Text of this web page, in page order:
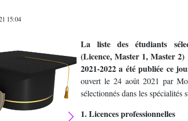
15:04
La liste des étudiants
(Licence, Master 1, Master
2021-2022 a été publiée ce
ouvert le 24 août 2021 par
sélectionnés dans les spécialités
1. Licences professionnelles